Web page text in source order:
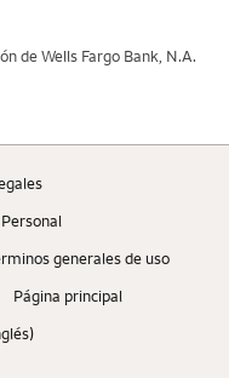
de Wells Fargo Bank, N.A.
generales de uso
Página principal